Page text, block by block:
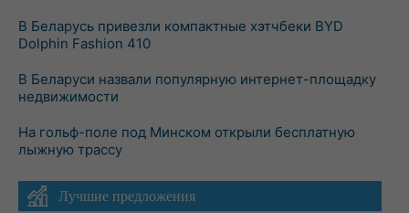
В Беларусь привезли компактные хэтчбеки BYD
Dolphin Fashion 410
В Беларуси назвали популярную интернет-площадку
недвижимости
На гольф-поле под Минском открыли бесплатную
лыжную трассу
Лучшие предложения